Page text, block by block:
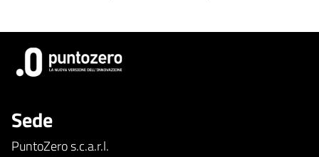
Sede
PuntoZero s.c.a.r.l.